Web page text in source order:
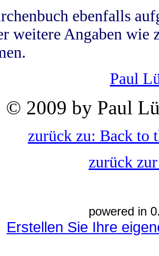
ebenfalls
weitere Angaben wie
Paul
© 2009 by Paul
zurück zu: Back to
zurück
powered in
Erstellen Sie Ihre